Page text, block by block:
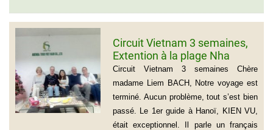
Circuit Vietnam 3 semaines,
Extention à la plage Nha
Trang, Groupe de Mr Jean-
Pierre KERLING Téléphone en
France: 06 13 01 66 06
Circuit Vietnam 3 semaines Chère
madame Liem BACH, Notre voyage est
terminé. Aucun problème, tout s’est bien
passé. Le 1er guide à Hanoï, KIEN VU,
était exceptionnel. Il parle un français